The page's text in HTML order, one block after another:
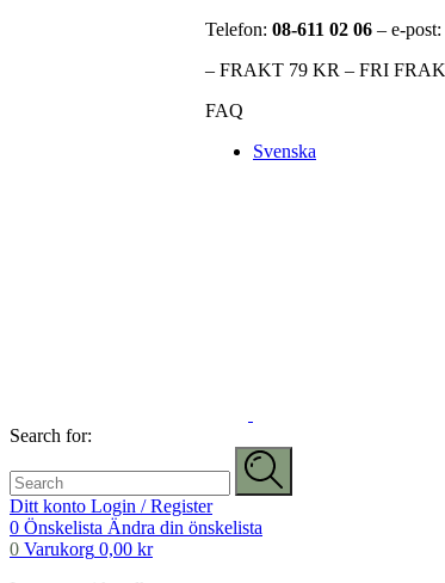
Telefon: 08-611 02 06 – e-
– FRAKT 79 KR – FRI
FAQ
Svenska
Search for:
Ditt konto Login / Register
0 Önskelista Ändra din önskelista
0 Varukorg 0,00 kr